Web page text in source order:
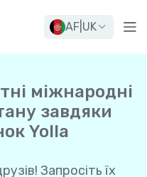
AF UK
міжнародні
завдяки
Yolla
Запросіть їх